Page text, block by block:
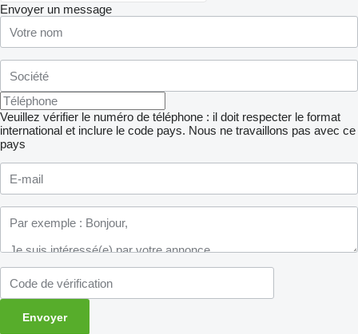
Envoyer un message
Veuillez vérifier le numéro de téléphone : il doit respecter le format
international et inclure le code pays. Nous ne travaillons pas avec ce
pays